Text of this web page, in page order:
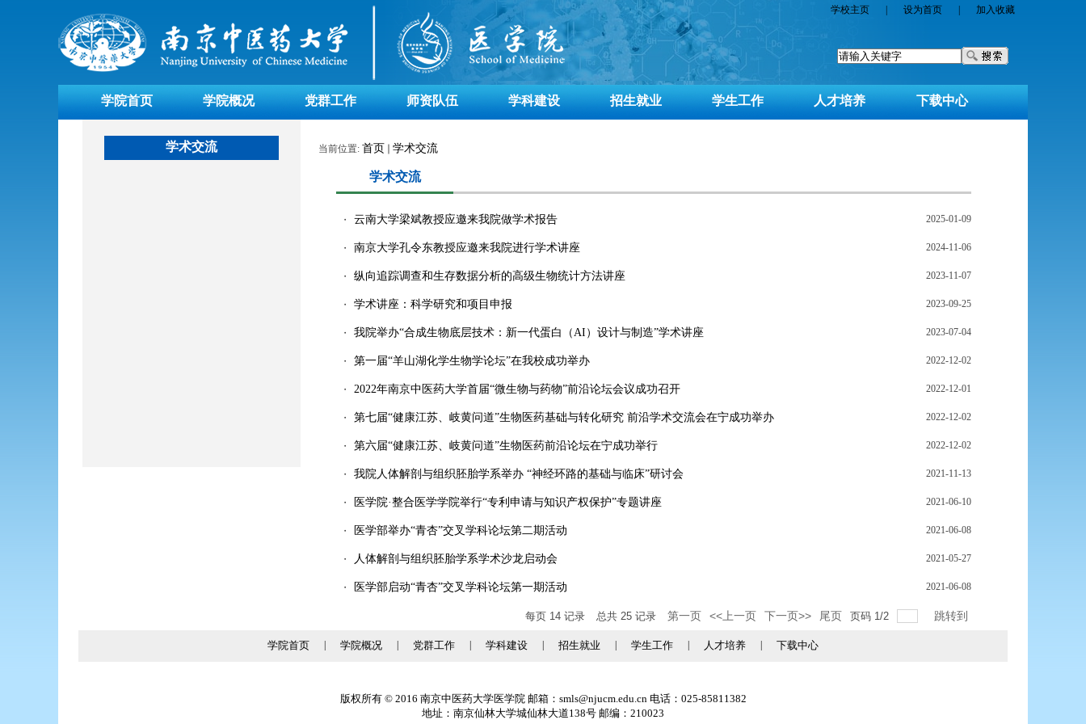
学校主页 设为首页 加入收藏
学院首页 学院概况 党群工作 师资队伍 学科建设 招生就业 学生工作 人才培养 下载中心
学术交流 当前位置: 首页 学术交流
学术交流
・ 云南大学梁斌教授应邀来我院做学术报告 2025-01-09
・ 南京大学孔令东教授应邀来我院进行学术讲座 2024-11-06
・ 纵向追踪调查和生存数据分析的高级生物统计方法讲座 2023-11-07
・ 学术讲座：科学研究和项目申报 2023-09-25
・ 我院举办“合成生物底层技术：新一代蛋白（AI）设计与制造”学术讲座 2023-07-04
・ 第一届“羊山湖化学生物学论坛”在我校成功举办 2022-12-02
・ 2022年南京中医药大学首届“微生物与药物”前沿论坛会议成功召开 2022-12-01
・ 第七届“健康江苏、岐黄问道”生物医药基础与转化研究 前沿学术交流会在宁成功举办 2022-12-02
・ 第六届“健康江苏、岐黄问道”生物医药前沿论坛在宁成功举行 2022-12-02
・ 我院人体解剖与组织胚胎学系举办 “神经环路的基础与临床”研讨会 2021-11-13
・ 医学院·整合医学学院举行“专利申请与知识产权保护”专题讲座 2021-06-10
・ 医学部举办“青杏”交叉学科论坛第二期活动 2021-06-08
・ 人体解剖与组织胚胎学系学术沙龙启动会 2021-05-27
・ 医学部启动“青杏”交叉学科论坛第一期活动 2021-06-08
每页 14 记录 总共 25 记录 第一页 <<上一页 下一页>> 尾页 页码 1/2 跳转到
学院首页 学院概况 党群工作 学科建设 招生就业 学生工作 人才培养 下载中心
版权所有 © 2016 南京中医药大学医学院 邮箱：smls@njucm.edu.cn 电话：025-85811382
地址：南京仙林大学城仙林大道138号 邮编：210023